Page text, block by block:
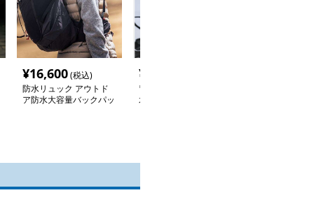
¥16,600(税込)
防水リュック アウトド
ア防水大容量バックパッ
¥
冒険家のための多機能防
水リュック